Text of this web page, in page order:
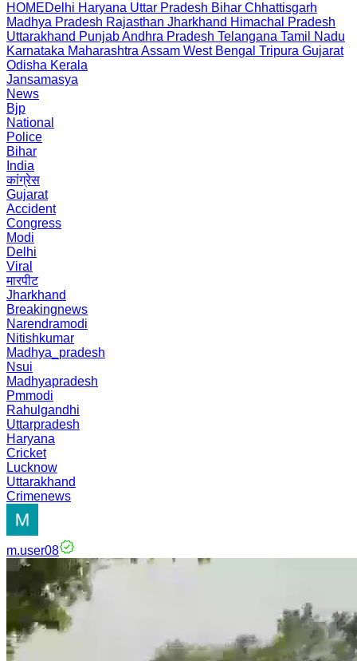
HOMEDelhi Haryana Uttar Pradesh Bihar Chhattisgarh
Madhya Pradesh Rajasthan Jharkhand Himachal Pradesh
Uttarakhand PunjabAndhra Pradesh Telangana Tamil Nadu
Karnataka Maharashtra Assam West Bengal Tripura Gujarat
Odisha Kerala
Jansamasya
News
Bjp
National
Police
Bihar
India
कांग्रेस
Gujarat
Accident
Congress
Modi
Delhi
Viral
मारपीट
Jharkhand
Breakingnews
Narendramodi
Nitishkumar
Madhya_pradesh
Nsui
Madhyapradesh
Pmmodi
Rahulgandhi
Uttarpradesh
Haryana
Cricket
Lucknow
Uttarakhand
Crimenews
m.user08